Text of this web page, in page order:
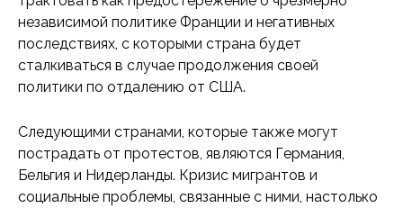
независимой политике Франции и негативных
последствиях, с которыми страна будет
сталкиваться в случае продолжения своей
политики по отдалению от США.
Cледующими странами, которые также могут
пострадать от протестов, являются Германия,
Бельгия и Нидерланды. Кризис мигрантов и
социальные проблемы, связанные с ними, настолько